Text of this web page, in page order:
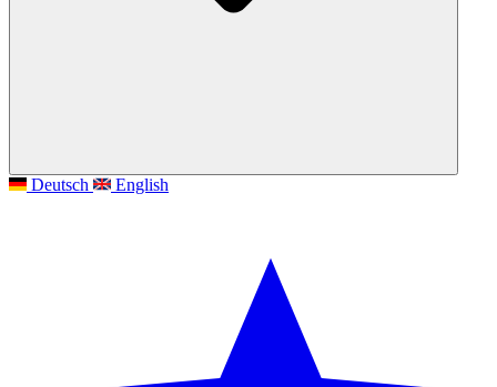
Deutsch English